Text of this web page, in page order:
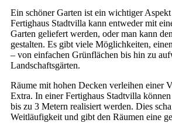
Ein schöner Garten ist ein wichtiger
Fertighaus Stadtvilla kann entweder mit
Garten geliefert werden, oder man kann
gestalten. Es gibt viele Möglichkeiten,
– von einfachen Grünflächen bis hin zu
Landschaftsgärten.
Räume mit hohen Decken verleihen einer
Extra. In einer Fertighaus Stadtvilla
bis zu 3 Metern realisiert werden. Dies
Weitläufigkeit und gibt den Räumen eine